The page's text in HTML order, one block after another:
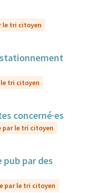
le tri citoyen
tri citoyen
concerné·es
par le tri citoyen
pub par des
par le tri citoyen